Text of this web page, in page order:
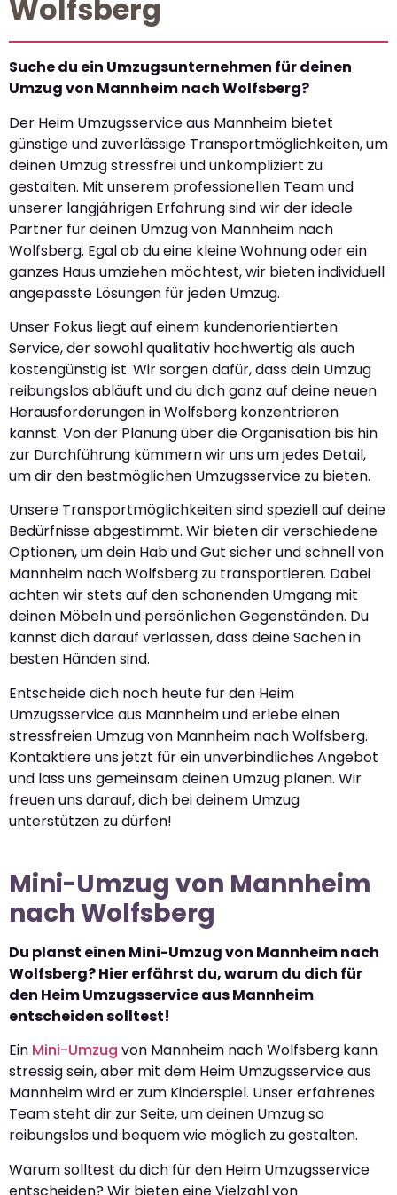
Wolfsberg
Suche du ein Umzugsunternehmen für deinen
Umzug von Mannheim nach Wolfsberg?
Der Heim Umzugsservice aus Mannheim bietet
günstige und zuverlässige Transportmöglichkeiten, um
deinen Umzug stressfrei und unkompliziert zu
gestalten. Mit unserem professionellen Team und
unserer langjährigen Erfahrung sind wir der ideale
Partner für deinen Umzug von Mannheim nach
Wolfsberg. Egal ob du eine kleine Wohnung oder ein
ganzes Haus umziehen möchtest, wir bieten individuell
angepasste Lösungen für jeden Umzug.
Unser Fokus liegt auf einem kundenorientierten
Service, der sowohl qualitativ hochwertig als auch
kostengünstig ist. Wir sorgen dafür, dass dein Umzug
reibungslos abläuft und du dich ganz auf deine neuen
Herausforderungen in Wolfsberg konzentrieren
kannst. Von der Planung über die Organisation bis hin
zur Durchführung kümmern wir uns um jedes Detail,
um dir den bestmöglichen Umzugsservice zu bieten.
Unsere Transportmöglichkeiten sind speziell auf deine
Bedürfnisse abgestimmt. Wir bieten dir verschiedene
Optionen, um dein Hab und Gut sicher und schnell von
Mannheim nach Wolfsberg zu transportieren. Dabei
achten wir stets auf den schonenden Umgang mit
deinen Möbeln und persönlichen Gegenständen. Du
kannst dich darauf verlassen, dass deine Sachen in
besten Händen sind.
Entscheide dich noch heute für den Heim
Umzugsservice aus Mannheim und erlebe einen
stressfreien Umzug von Mannheim nach Wolfsberg.
Kontaktiere uns jetzt für ein unverbindliches Angebot
und lass uns gemeinsam deinen Umzug planen. Wir
freuen uns darauf, dich bei deinem Umzug
unterstützen zu dürfen!
Mini-Umzug von Mannheim
nach Wolfsberg
Du planst einen Mini-Umzug von Mannheim nach
Wolfsberg? Hier erfährst du, warum du dich für
den Heim Umzugsservice aus Mannheim
entscheiden solltest!
Ein Mini-Umzug von Mannheim nach Wolfsberg kann
stressig sein, aber mit dem Heim Umzugsservice aus
Mannheim wird er zum Kinderspiel. Unser erfahrenes
Team steht dir zur Seite, um deinen Umzug so
reibungslos und bequem wie möglich zu gestalten.
Warum solltest du dich für den Heim Umzugsservice
entscheiden? Wir bieten eine Vielzahl von